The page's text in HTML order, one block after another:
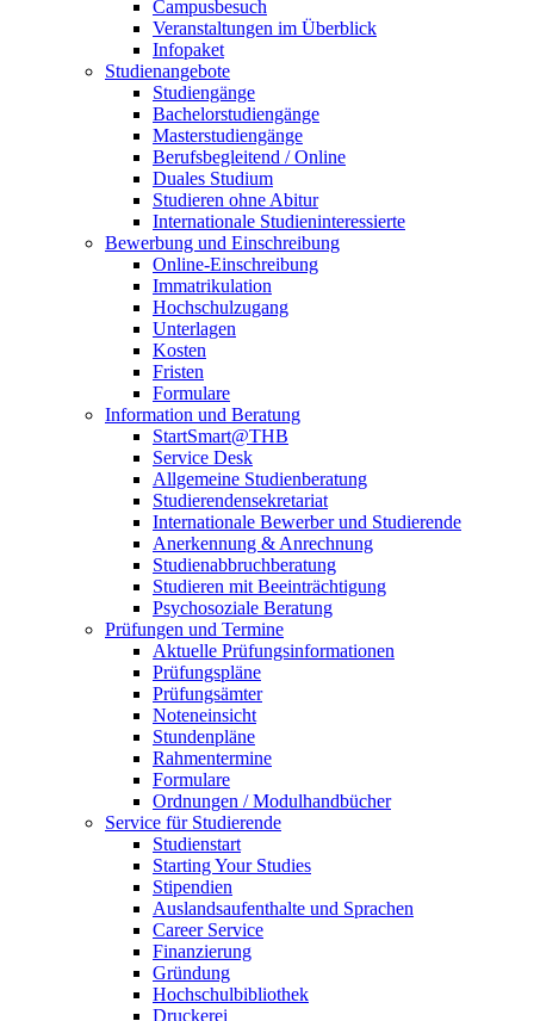
Campusbesuch
Veranstaltungen im Überblick
Infopaket
Studienangebote
Studiengänge
Bachelorstudiengänge
Masterstudiengänge
Berufsbegleitend / Online
Duales Studium
Studieren ohne Abitur
Internationale Studieninteressierte
Bewerbung und Einschreibung
Online-Einschreibung
Immatrikulation
Hochschulzugang
Unterlagen
Kosten
Fristen
Formulare
Information und Beratung
StartSmart@THB
Service Desk
Allgemeine Studienberatung
Studierendensekretariat
Internationale Bewerber und Studierende
Anerkennung & Anrechnung
Studienabbruchberatung
Studieren mit Beeinträchtigung
Psychosoziale Beratung
Prüfungen und Termine
Aktuelle Prüfungsinformationen
Prüfungspläne
Prüfungsämter
Noteneinsicht
Stundenpläne
Rahmentermine
Formulare
Ordnungen / Modulhandbücher
Service für Studierende
Studienstart
Starting Your Studies
Stipendien
Auslandsaufenthalte und Sprachen
Career Service
Finanzierung
Gründung
Hochschulbibliothek
Druckerei